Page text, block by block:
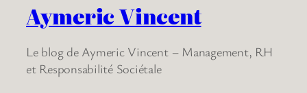
Aymeric Vincent
Le blog de Aymeric Vincent – Management, RH
et Responsabilité Sociétale